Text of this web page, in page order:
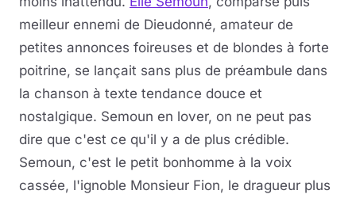
meilleur ennemi de Dieudonné, amateur de
petites annonces foireuses et de blondes à forte
poitrine, se lançait sans plus de préambule dans
la chanson à texte tendance douce et
nostalgique. Semoun en lover, on ne peut pas
dire que c'est ce qu'il y a de plus crédible.
Semoun, c'est le petit bonhomme à la voix
cassée, l'ignoble Monsieur Fion, le dragueur plus